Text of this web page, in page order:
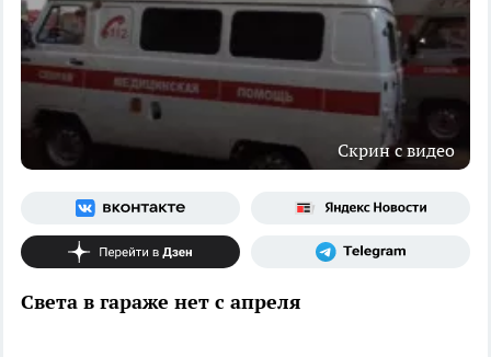
Скрин с видео
Света в гараже нет с апреля